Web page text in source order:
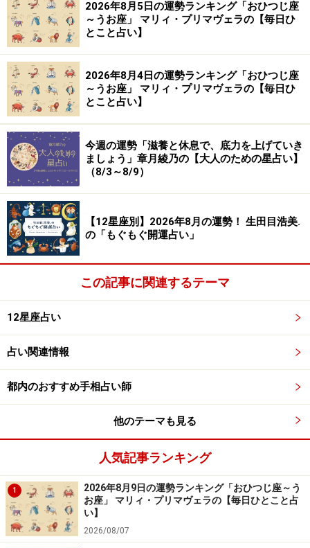
8位：おとめ座／乙女座（8月23日～9月22
日生まれ）
友人とのチームワークが乱れてしまいそう。単独行動が
正解な日。
＞今週の運勢！ 章月綾乃の【大人のための星占い】
7位：しし座／獅子座（7月23日～8月22日
生まれ）
冗談を本気と捉えられて困った事態に発展する暗示。口
を慎むように。
＞今週の運勢！ 章月綾乃の【大人のための星占い】
2026年8月5日の運勢ランキング「おひつじ座
～うお座」 マリィ・プリマヴェラの【毎日ひ
とこと占い】
2026年8月4日の運勢ランキング「おひつじ座
～うお座」 マリィ・プリマヴェラの【毎日ひ
とこと占い】
今週の運勢「滋養と休息で、底力を上げていき
ましょう」章月綾乃の【大人のための星占い】
（8/3～8/9）
【12星座別】2026年8月の運勢！ 生田目浩美.
の「もぐもぐ開運占い」
この記事に関連するテーマ
12星座占い
占い関連情報
都内のおすすめ手相占い師
他のテーマも見る
人気記事ランキング
1
2026年8月9日の運勢ランキング「おひつじ座～う
お座」 マリィ・プリマヴェラの【毎日ひとこと占
い】
2026/08/07